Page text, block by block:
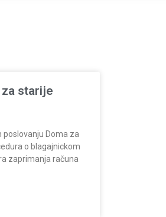
starije
poslovanju Doma za
o blagajnickom
zaprimanja računa